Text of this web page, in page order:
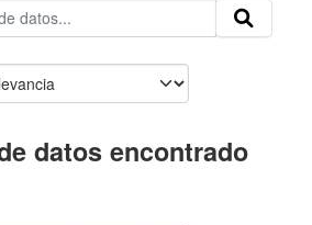
datos encontrado